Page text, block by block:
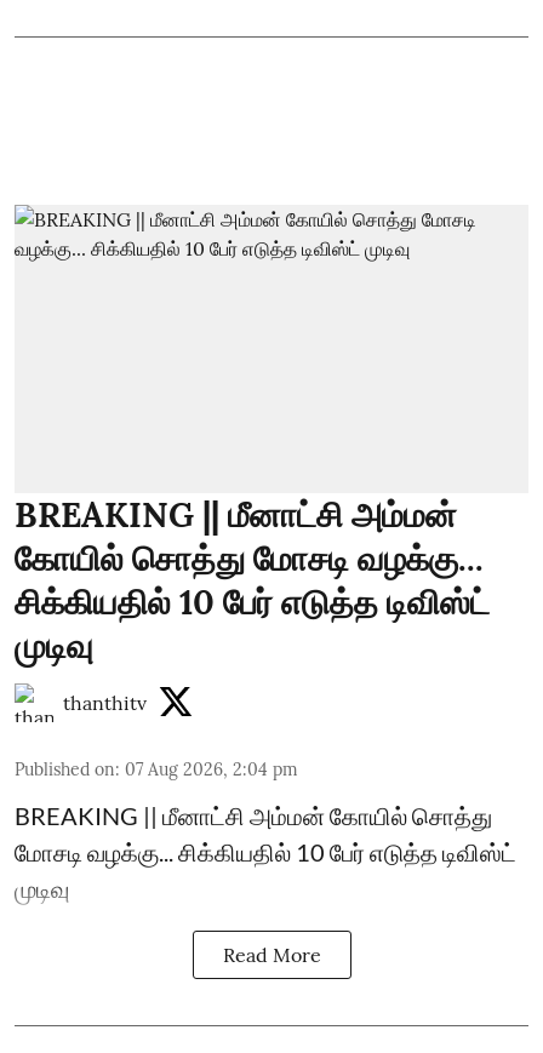
BREAKING || மீனாட்சி அம்மன்
கோயில் சொத்து மோசடி வழக்கு...
சிக்கியதில் 10 பேர் எடுத்த டிவிஸ்ட்
முடிவு
thanthitv
Published on: 07 Aug 2026, 2:04 pm
BREAKING || மீனாட்சி அம்மன் கோயில் சொத்து
மோசடி வழக்கு... சிக்கியதில் 10 பேர் எடுத்த டிவிஸ்ட்
முடிவு
Read More